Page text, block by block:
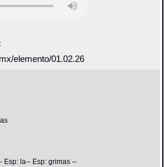
elemento/01.02.26
Esp: la-- Esp: grimas --